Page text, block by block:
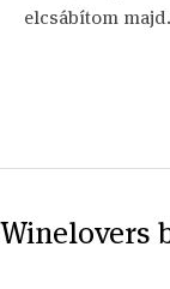
elcsábítom majd.
Winelovers